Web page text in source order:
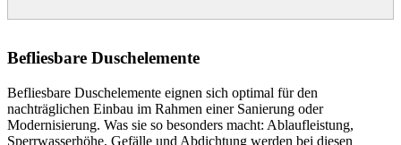
Befliesbare Duschelemente
Befliesbare Duschelemente eignen sich optimal für den
nachträglichen Einbau im Rahmen einer Sanierung oder
Modernisierung. Was sie so besonders macht: Ablaufleistung,
Sperrwasserhöhe, Gefälle und Abdichtung werden bei diesen